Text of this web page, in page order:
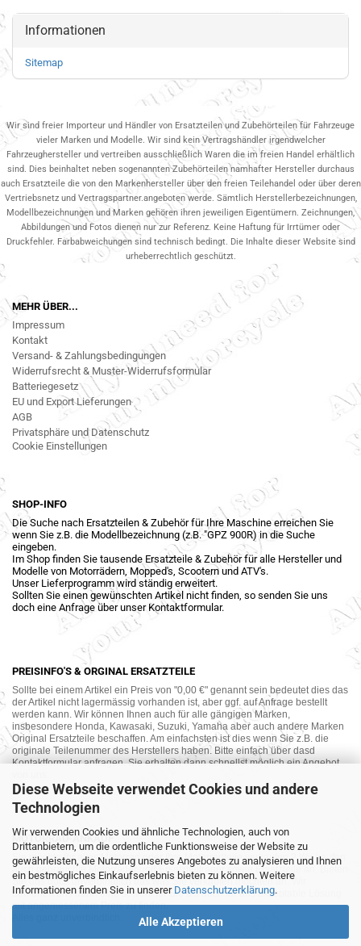
Diese Webseite verwendet Cookies und andere
Technologien
Wir verwenden Cookies und ähnliche Technologien, auch von
Drittanbietern, um die ordentliche Funktionsweise der Website zu
gewährleisten, die Nutzung unseres Angebotes zu analysieren und Ihnen
ein bestmögliches Einkaufserlebnis bieten zu können. Weitere
Informationen finden Sie in unserer Datenschutzerklärung.
Alle Akzeptieren
Informationen
Sitemap
Wir sind freier Importeur und Händler von Ersatzteilen und Zubehörteilen für Fahrzeuge
vieler Marken und Modelle. Wir sind kein Vertragshändler irgendwelcher
Fahrzeughersteller und vertreiben ausschließlich Waren die im freien Handel erhältlich
sind. Dies beinhaltet neben sogenannten Zubehörteilen namhafter Hersteller durchaus
auch Ersatzteile die von den Markenhersteller über den freien Teilehandel oder über deren
Vertriebsnetz und Vertragspartner.angeboten werde. Sämtlich Herstellerbezeichnungen,
Modellbezeichnungen und Marken gehören ihren jeweiligen Eigentümern. Zeichnungen,
Abbildungen und Fotos dienen nur zur Referenz. Keine Haftung für Irrtümer oder
Druckfehler. Farbabweichungen sind technisch bedingt. Die Inhalte dieser Website sind
urheberrechtlich geschützt.
MEHR ÜBER...
Impressum
Kontakt
Versand- & Zahlungsbedingungen
Widerrufsrecht & Muster-Widerrufsformular
Batteriegesetz
EU und Export Lieferungen
AGB
Privatsphäre und Datenschutz
Cookie Einstellungen
SHOP-INFO
Die Suche nach Ersatzteilen & Zubehör für Ihre Maschine erreichen Sie
wenn Sie z.B. die Modellbezeichnung (z.B. "GPZ 900R) in die Suche
eingeben.
Im Shop finden Sie tausende Ersatzteile & Zubehör für alle Hersteller und
Modelle von Motorrädern, Mopped's, Scootern und ATV's.
Unser Lieferprogramm wird ständig erweitert.
Sollten Sie einen gewünschten Artikel nicht finden, so senden Sie uns
doch eine Anfrage über unser Kontaktformular.
PREISINFO'S & ORGINAL ERSATZTEILE
Sollte bei einem Artikel ein Preis von "0,00 €" genannt sein bedeutet dies das
der Artikel nicht lagermässig vorhanden ist, aber ggf. auf Anfrage bestellt
werden kann. Wir können Ihnen auch für alle gängigen Marken,
insbesondere Honda, Kawasaki, Suzuki, Yamaha aber auch andere Marken
Original Ersatzteile beschaffen. Am einfachsten ist dies wenn Sie z.B. die
originale Teilenummer des Herstellers haben. Bitte einfach über dasd
Kontaktformular anfragen. Sie erhalten dann schnellst möglich ein Angebot
MOTORRAD-ANKAUF
Sie möchte Ihr altes Motorrad oder Ihre Motorradteile verkaufen ? Wir kaufen
auch gebrauchte Motorräder und Ersatzteilträger sowie Ersatzteile an. Bieten
Sie uns doch unverbindlich das was Sie verkaufen möchten an. Wir
bemühen uns dann eine sowohl für Sie als auch für uns akzeptable Lösung
mit angemessenem Preis zu finden.